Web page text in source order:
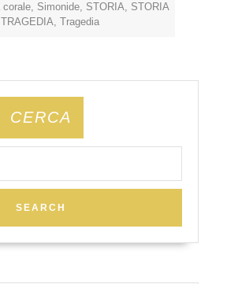
corale, Simonide, STORIA, STORIA
TRAGEDIA, Tragedia
CERCA